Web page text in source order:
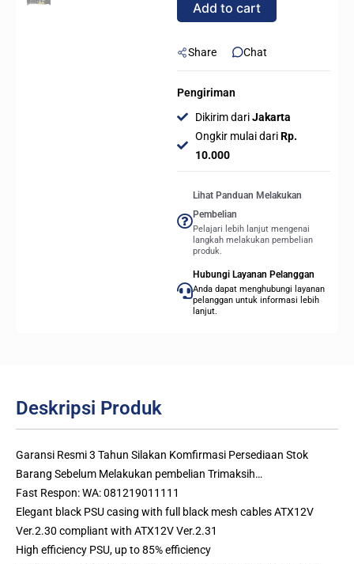
80+
quantity
Add to cart
Share Chat
Pengiriman
Dikirim dariJakarta
Ongkir mulai dariRp.
10.000
Lihat Panduan Melakukan
Pembelian
Pelajari lebih lanjut mengenai
langkah melakukan pembelian
produk.
Hubungi Layanan Pelanggan
Anda dapat menghubungi layanan
pelanggan untuk informasi lebih
lanjut.
Deskripsi Produk
Garansi Resmi 3 Tahun Silakan Komfirmasi Persediaan Stok
Barang Sebelum Melakukan pembelian Trimaksih…
Fast Respon: WA: 081219011111
Elegant black PSU casing with full black mesh cables ATX12V
Ver.2.30 compliant with ATX12V Ver.2.31
High efficiency PSU, up to 85% efficiency